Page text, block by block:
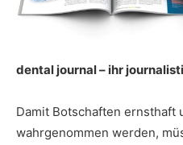
dental journal – ihr
Damit Botschaften ernsthaft
wahrgenommen werden,